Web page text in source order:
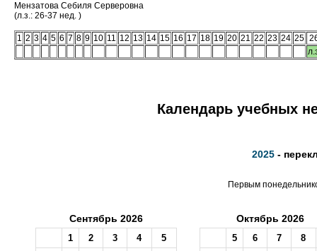
Мензатова Себиля Серверовна
(л.з.: 26-37 нед. )
1 2 3 4 5 6 7 8 9 10 11 12 13 14 15 16 17 18 19 20 21 22 23 24 25
Календарь учебных
2025 -
Первым
Сентябрь 2026
1 2 3 4
5
Октябрь 2026
5 6 7
8